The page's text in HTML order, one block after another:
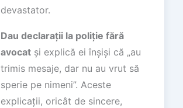
devastator.
Dau declarații la poliție fără
avocat și explică ei înșiși că „au
trimis mesaje, dar nu au vrut să
sperie pe nimeni”. Aceste
explicații, oricât de sincere,